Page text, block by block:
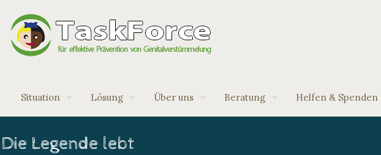
Situation Lösung Über uns Beratung Helfen & Spenden
Die Legende lebt